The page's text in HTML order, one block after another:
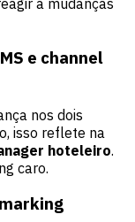
a mudanças
e channel
nos dois
isso reflete na
hoteleiro.
caro.